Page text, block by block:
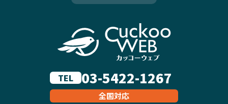
TEL 03-5422-1267
全国対応